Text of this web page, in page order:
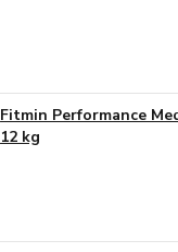
Fitmin Performance
12 kg